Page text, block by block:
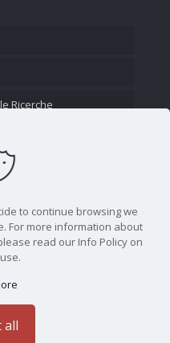
Ricerche
to continue browsing we
For more information about
read our Info Policy on
all